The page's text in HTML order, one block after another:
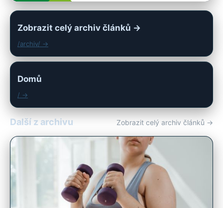
Zobrazit celý archiv článků →
/archiv/ →
Domů
/ →
Další z archivu Zobrazit celý archiv článků →